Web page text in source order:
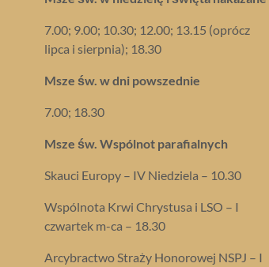
7.00; 9.00; 10.30; 12.00; 13.15 (oprócz
lipca i sierpnia); 18.30
Msze św. w dni powszednie
7.00; 18.30
Msze św. Wspólnot parafialnych
Skauci Europy – IV Niedziela – 10.30
Wspólnota Krwi Chrystusa i LSO – I
czwartek m-ca – 18.30
Arcybractwo Straży Honorowej NSPJ – I